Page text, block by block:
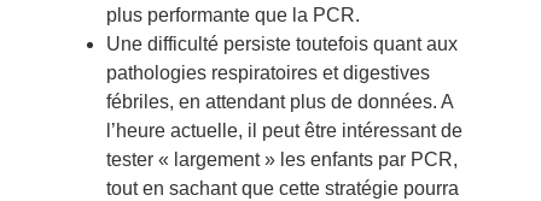
plus performante que la PCR.
Une difficulté persiste toutefois quant aux
pathologies respiratoires et digestives
fébriles, en attendant plus de données. A
l’heure actuelle, il peut être intéressant de
tester « largement » les enfants par PCR,
tout en sachant que cette stratégie pourra